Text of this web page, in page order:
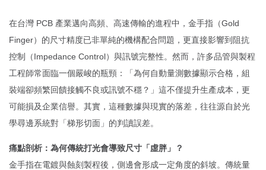
在台灣 PCB 產業邁向高頻、高速傳輸的進程中，金手指（Gold
Finger）的尺寸精度已非單純的機構配合問題，更直接影響到阻抗
控制（Impedance Control）與訊號完整性。然而，許多品管與製程
工程師常面臨一個嚴峻的瓶頸：「為何自動量測數據顯示合格，組
裝端卻頻繁回饋接觸不良或訊號不穩？」這不僅提升生產成本，更
可能損及企業信譽。其實，這種數據與現實的落差，往往源自於光
學尋邊系統對「梯形切面」的判讀誤差。
痛點剖析：為何傳統打光會導致尺寸「虛胖」？
金手指在電鍍與蝕刻製程後，側邊會形成一定角度的斜坡。傳統量